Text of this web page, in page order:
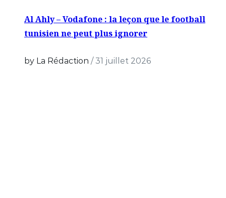
Al Ahly – Vodafone : la leçon que le football
tunisien ne peut plus ignorer
by La Rédaction /31 juillet 2026